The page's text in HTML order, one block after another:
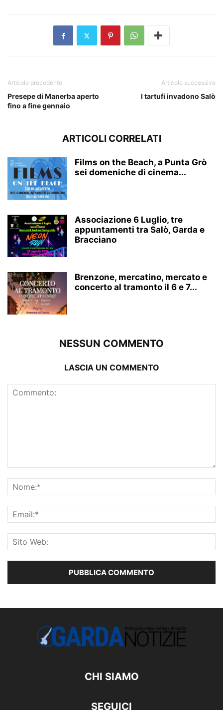
Articolo precedente
Presepe di Manerba aperto
fino a fine gennaio
Articolo successivo
I tartufi invadono Salò
ARTICOLI CORRELATI
Films on the Beach, a Punta Grò
sei domeniche di cinema...
Associazione 6 Luglio, tre
appuntamenti tra Salò, Garda e
Bracciano
Brenzone, mercatino, mercato e
concerto al tramonto il 6 e 7...
NESSUN COMMENTO
LASCIA UN COMMENTO
CHI SIAMO
SEGUICI